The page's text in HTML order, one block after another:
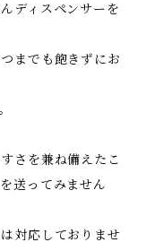
ディスペンサーを
までも飽きずにお
さを兼ね備えたこ
送ってみません
対応しておりませ